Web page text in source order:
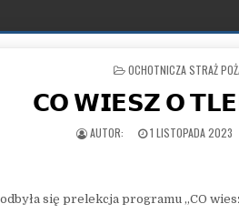
POSTED IN
OCHOTNICZA STRAŻ
𝗖𝗢 𝗪𝗜𝗘𝗦𝗭 𝗢
PUBLISHED DATE:
1 LISTOPADA 2023
się prelekcja programu „CO